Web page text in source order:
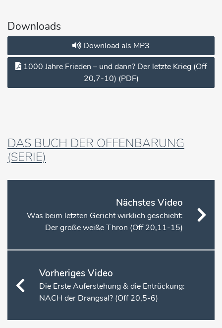
Downloads
Download als MP3
1000 Jahre Frieden – und dann? Der letzte Krieg (Off
20,7-10) (PDF)
DAS BUCH DER OFFENBARUNG
(SERIE)
Nächstes Video
Was beim letzten Gericht wirklich geschieht:
Der große weiße Thron (Off 20,11-15)
Vorheriges Video
Die Erste Auferstehung & die Entrückung:
NACH der Drangsal? (Off 20,5-6)